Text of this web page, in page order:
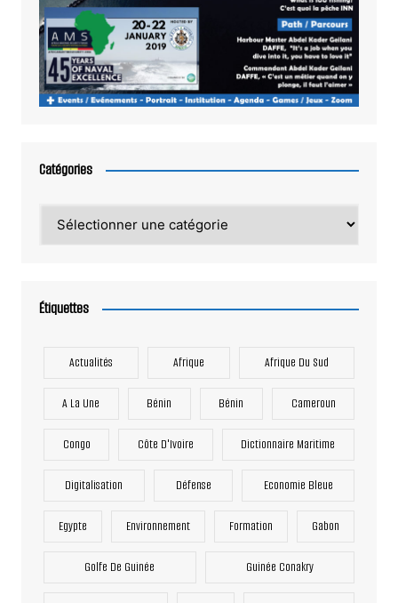
Catégories
Étiquettes
Actualités Afrique Afrique Du Sud
A La Une Bénin Bénin Cameroun
Congo Côte D'Ivoire Dictionnaire Maritime
Digitalisation Défense Economie Bleue
Egypte Environnement Formation Gabon
Golfe De Guinée Guinée Conakry